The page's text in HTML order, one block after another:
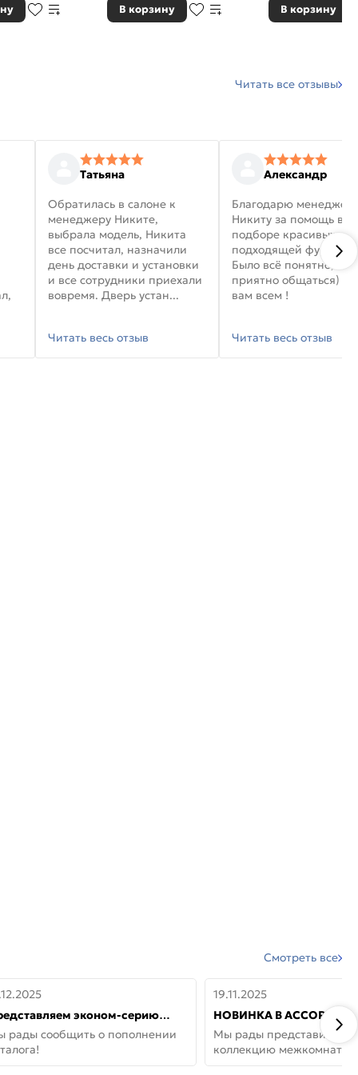
В корзину В корзину
Читать все отзывы
Татьяна
Обратилась в салоне к
менеджеру Никите,
выбрала модель, Никита
все посчитал, назначили
день доставки и установки
и все сотрудники приехали
вовремя. Дверь устан...
Читать весь отзыв
Александр
Благодарю
Никиту за помощь в
подборе красивых
подходящей
Было всё понятно, и
приятно общаться)
вам всем !
Читать весь отзыв
Смотреть все
эконом-серию
от бренда Portika, где цена
«просто»
рады сообщить о пополнении
19.11.2025
НОВИНКА В
ДВЕРИ GLOSSMAT —
НЕОКЛАССИКА И УЮТ
Мы рады представить
коллекцию
GlossMat